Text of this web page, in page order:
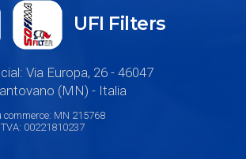
UFI Filters
Via Europa, 26 - 46047
(MN) - Italia
commerce: MN 215768
00221810237